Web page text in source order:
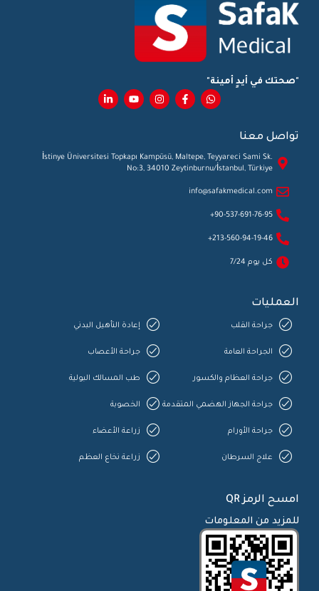
"صحتك في أيدٍ أمينة"
تواصل معنا
İstinye Üniversitesi Topkapı Kampüsü, Maltepe, Teyyareci Sami Sk.
No:3, 34010 Zeytinburnu/İstanbul, Türkiye
info@safakmedical.com
90-537-691-76-95+
213-560-94-19-46+
كل يوم 7/24
العمليات
جراحة القلب
الجراحة العامة
جراحة العظام والكسور
جراحة الجهاز الهضمي المتقدمة
جراحة الأورام
علاج السرطان
إعادة التأهيل البدني
جراحة الأعصاب
طب المسالك البولية
الخصوبة
زراعة الأعضاء
زراعة نخاع العظم
امسح الرمز QR
للمزيد من المعلومات